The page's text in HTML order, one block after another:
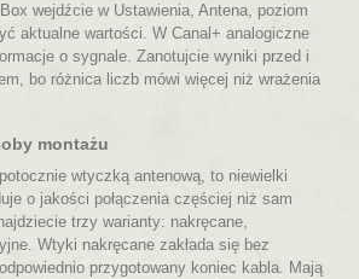
wejdźcie w Ustawienia, Antena, poziom
aktualne wartości. W Canal+ analogiczne
o sygnale. Zanotujcie wyniki przed i
bo różnica liczb mówi więcej niż wrażenia
montażu
wtyczką antenową, to niewielki
o jakości połączenia częściej niż sam
trzy warianty: nakręcane,
Wtyki nakręcane zakłada się bez
przygotowany koniec kabla. Mają